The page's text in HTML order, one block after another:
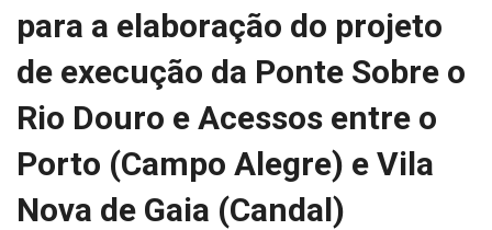
para a elaboração do projeto
de execução da Ponte Sobre o
Rio Douro e Acessos entre o
Porto (Campo Alegre) e Vila
Nova de Gaia (Candal)